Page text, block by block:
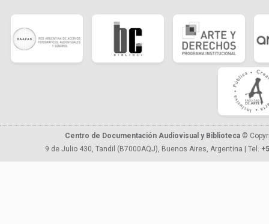
Centro de Documentación Audiovisual y Biblioteca ©
9 de Julio 430, Tandil (B7000AQJ), Buenos Aires, Argentina | Tel.